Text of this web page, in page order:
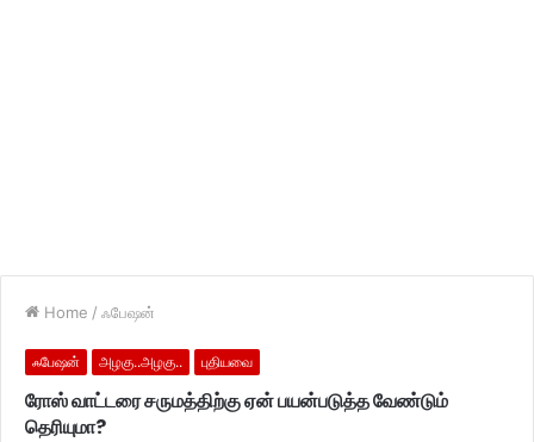
Home / ஃபேஷன்
ஃபேஷன் அழகு..அழகு.. புதியவை
ரோஸ் வாட்டரை சருமத்திற்கு ஏன் பயன்படுத்த வேண்டும்
தெரியுமா?